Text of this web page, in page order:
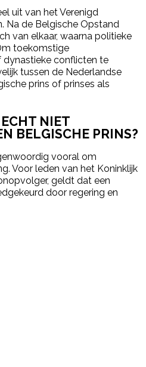
uit van het Verenigd
Na de Belgische Opstand
van elkaar, waarna politieke
toekomstige
dynastieke conflicten te
tussen de Nederlandse
prins of prinses als
NIET
BELGISCHE PRINS?
vooral om
Voor leden van het Koninklijk
geldt dat een
door regering en